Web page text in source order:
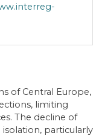
of Central Europe,
limiting
The decline of
isolation, particularly